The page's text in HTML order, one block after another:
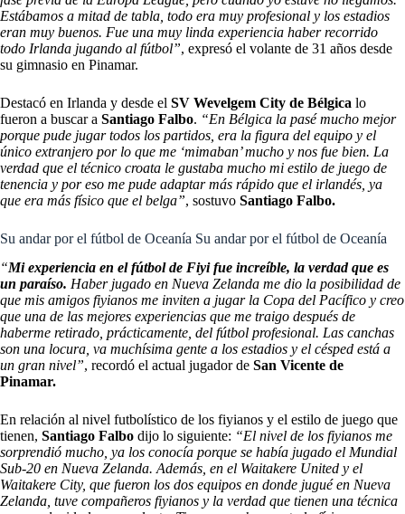
Estábamos a mitad de tabla, todo era muy profesional y los estadios
eran muy buenos. Fue una muy linda experiencia haber recorrido
todo Irlanda jugando al fútbol”, expresó el volante de 31 años desde
su gimnasio en Pinamar.
Destacó en Irlanda y desde el SV Wevelgem City de Bélgica lo
fueron a buscar a Santiago Falbo. “En Bélgica la pasé mucho mejor
porque pude jugar todos los partidos, era la figura del equipo y el
único extranjero por lo que me ‘mimaban’ mucho y nos fue bien. La
verdad que el técnico croata le gustaba mucho mi estilo de juego de
tenencia y por eso me pude adaptar más rápido que el irlandés, ya
que era más físico que el belga”, sostuvo Santiago Falbo.
Su andar por el fútbol de Oceanía Su andar por el fútbol de Oceanía
“Mi experiencia en el fútbol de Fiyi fue increíble, la verdad que es
un paraíso. Haber jugado en Nueva Zelanda me dio la posibilidad de
que mis amigos fiyianos me inviten a jugar la Copa del Pacífico y creo
que una de las mejores experiencias que me traigo después de
haberme retirado, prácticamente, del fútbol profesional. Las canchas
son una locura, va muchísima gente a los estadios y el césped está a
un gran nivel”, recordó el actual jugador de San Vicente de
Pinamar.
En relación al nivel futbolístico de los fiyianos y el estilo de juego que
tienen, Santiago Falbo dijo lo siguiente: “El nivel de los fiyianos me
sorprendió mucho, ya los conocía porque se había jugado el Mundial
Sub-20 en Nueva Zelanda. Además, en el Waitakere United y el
Waitakere City, que fueron los dos equipos en donde jugué en Nueva
Zelanda, tuve compañeros fiyianos y la verdad que tienen una técnica